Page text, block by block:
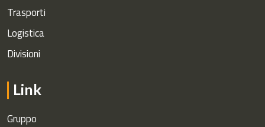
Trasporti
Logistica
Divisioni
Link
Gruppo